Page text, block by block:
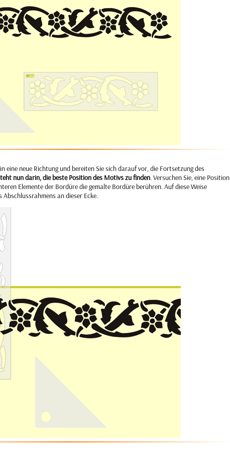
eine neue Richtung und bereiten Sie sich darauf vor, die Fortsetzung des
nun darin, die beste Position des Motivs zu finden. Versuchen Sie, eine Position
Elemente der Bordüre die gemalte Bordüre berühren. Auf diese Weise
Abschlussrahmens an dieser Ecke.